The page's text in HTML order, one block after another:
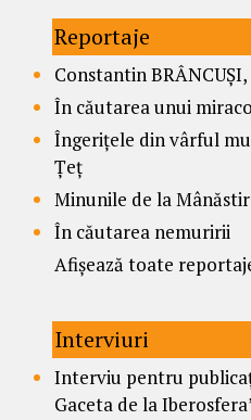
Reportaje
Constantin
În căutarea unui
Îngerițele din vârful
Țeț
Minunile de la
În căutarea nemuririi
Afișează toate
Interviuri
Interviu pentru
Gaceta de la